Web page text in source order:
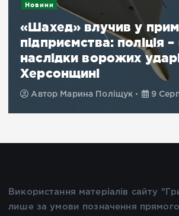
Новини
«Шахед» влучив у
підприємства: поліція
наслідки ворожих
Херсонщині
Автор Марина Поліщук 9
Використання матеріалів сайту
лише за умови позначення прямого